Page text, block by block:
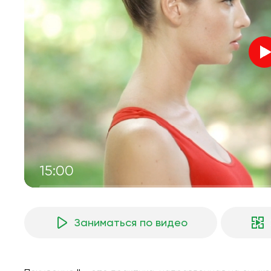
15:00
Заниматься по видео